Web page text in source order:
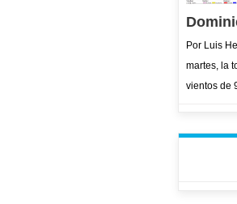
Por Luis
martes, la
vientos de